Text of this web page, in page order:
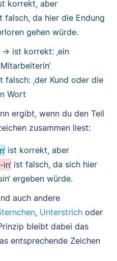
korrekt, aber
falsch, da hier die Endung
gehen würde.
→ ist korrekt: ‚ein
‚der Kund oder die
Wort
ergibt, wenn du den Teil
zusammen liest:
ist korrekt, aber
ist falsch, da sich hier
ergeben würde.
auch andere
, Unterstrich oder
bleibt dabei das
entsprechende Zeichen